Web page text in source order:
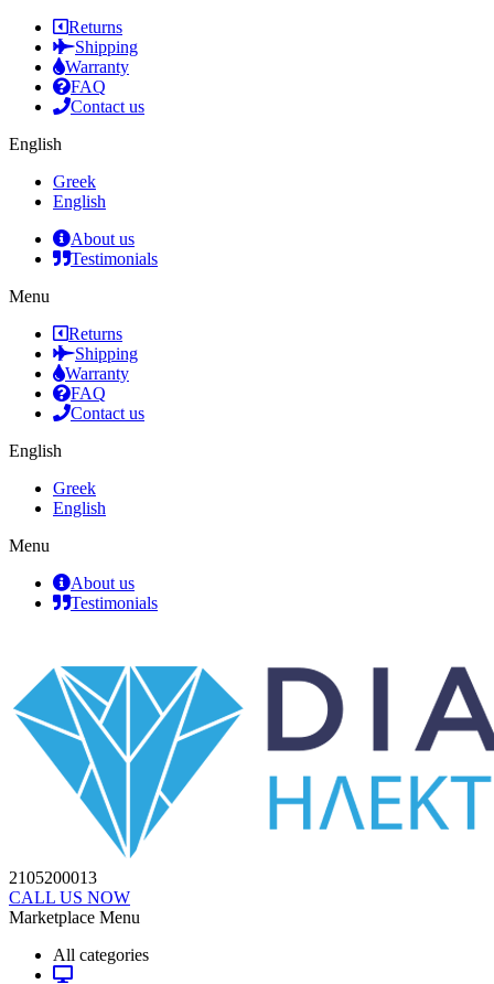
Returns
Shipping
Warranty
FAQ
Contact us
English
Greek
English
About us
Testimonials
Menu
Returns
Shipping
Warranty
FAQ
Contact us
English
Greek
English
Menu
About us
Testimonials
2105200013
CALL US NOW
Marketplace Menu
All categories